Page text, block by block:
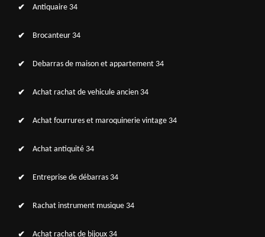
Antiquaire 34
Brocanteur 34
Debarras de maison et appartement 34
Achat rachat de vehicule ancien 34
Achat fourrures et maroquinerie vintage 34
Achat antiquité 34
Entreprise de débarras 34
Rachat instrument musique 34
Achat rachat de bijoux 34